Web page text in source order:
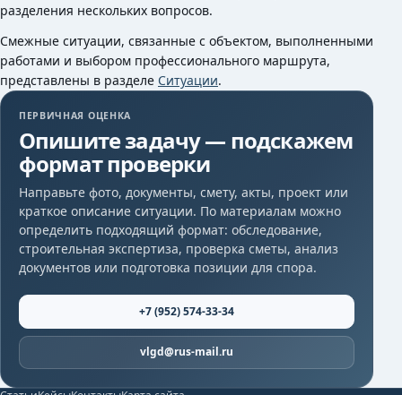
разделения нескольких вопросов.
Смежные ситуации, связанные с объектом, выполненными
работами и выбором профессионального маршрута,
представлены в разделе Ситуации.
ПЕРВИЧНАЯ ОЦЕНКА
Опишите задачу — подскажем
формат проверки
Направьте фото, документы, смету, акты, проект или
краткое описание ситуации. По материалам можно
определить подходящий формат: обследование,
строительная экспертиза, проверка сметы, анализ
документов или подготовка позиции для спора.
+7 (952) 574-33-34
vlgd@rus-mail.ru